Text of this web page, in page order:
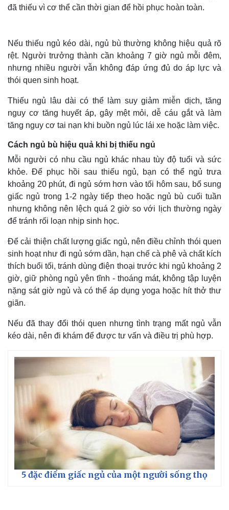
Thế giới
Quan sát
Cuộc sống đó đây
Hồ sơ
Multimedia
Video
Ảnh
E-Magazine
đã thiếu vì cơ thể cần thời gian để hồi phục hoàn toàn.
Nếu thiếu ngủ kéo dài, ngủ bù thường không hiệu quả rõ
rệt. Người trưởng thành cần khoảng 7 giờ ngủ mỗi đêm,
nhưng nhiều người vẫn không đáp ứng đủ do áp lực và
thói quen sinh hoạt.
Thiếu ngủ lâu dài có thể làm suy giảm miễn dịch, tăng
nguy cơ tăng huyết áp, gây mệt mỏi, dễ cáu gắt và làm
tăng nguy cơ tai nạn khi buồn ngủ lúc lái xe hoặc làm việc.
Cách ngủ bù hiệu quả khi bị thiếu ngủ
Mỗi người có nhu cầu ngủ khác nhau tùy độ tuổi và sức
khỏe. Để phục hồi sau thiếu ngủ, bạn có thể ngủ trưa
khoảng 20 phút, đi ngủ sớm hơn vào tối hôm sau, bổ sung
giấc ngủ trong 1-2 ngày tiếp theo hoặc ngủ bù cuối tuần
nhưng không nên lệch quá 2 giờ so với lịch thường ngày
để tránh rối loạn nhịp sinh học.
Để cải thiện chất lượng giấc ngủ, nên điều chỉnh thói quen
sinh hoạt như đi ngủ sớm dần, hạn chế cà phê và chất kích
thích buổi tối, tránh dùng điện thoại trước khi ngủ khoảng 2
giờ, giữ phòng ngủ yên tĩnh - thoáng mát, không tập luyện
nặng sát giờ ngủ và có thể áp dụng yoga hoặc hít thở thư
giãn.
Nếu đã thay đổi thói quen nhưng tình trạng mất ngủ vẫn
kéo dài, nên đi khám để được tư vấn và điều trị phù hợp.
5 đặc điểm giấc ngủ của một người sống thọ